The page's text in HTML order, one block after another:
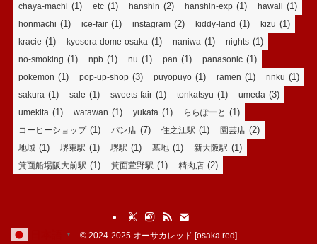
chaya-machi (1) etc (1) hanshin (2) hanshin-exp (1) hawaii (1)
honmachi (1) ice-fair (1) instagram (2) kiddy-land (1) kizu (1)
kracie (1) kyosera-dome-osaka (1) naniwa (1) nights (1)
no-smoking (1) npb (1) nu (1) pan (1) panasonic (1)
pokemon (1) pop-up-shop (3) puyopuyo (1) ramen (1) rinku (1)
sakura (1) sale (1) sweets-fair (1) tonkatsyu (1) umeda (3)
umekita (1) watawan (1) yukata (1) ららぽーと (1)
コーヒーショップ(1) パン店 (7) 住之江駅 (1) 園芸店 (2)
地域 (1) 堺東駅 (1) 堺駅 (1) 墓地 (1) 新大阪駅 (1)
箕面船場阪大前駅 (1) 箕面萱野駅 (1) 精肉店 (2)
© 2024-2025 オーサカレッド [osaka.red]
▼